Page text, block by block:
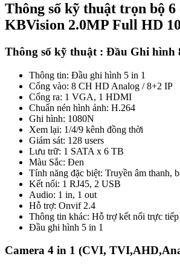
Thông số kỹ thuật trọn bộ 6
KBVision 2.0MP Full HD
Thông số kỹ thuật : Đầu Ghi hình
Thông tin: Đầu ghi hình 5 in 1
Cổng vào: 8 CH HD Analog / 8+2 IP
Cổng ra: 1 VGA, 1 HDMI
Chuẩn nén hình ảnh: H.264
Ghi hình: 1080N
Xem lại: 1/4/9 kênh đồng thời
Giám sát: 128 users
Lưu trữ: 1 SATA x 6 TB
Màu Sắc: Đen
Tính năng đặc biệt: Truyền âm thanh,
Kết nối: 1 RJ45, 2 USB
Audio: 1 in, 1 out
Hỗ trợ: Onvif 2.4
Thông tin khác: Hỗ trợ kết nối trực
Đầu ghi hình 5 in 1
Camera 4 in 1 (CVI,